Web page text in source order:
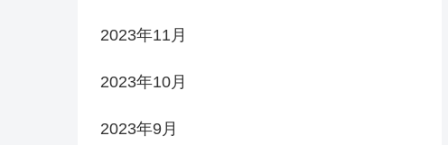
2023年11月
2023年10月
2023年9月